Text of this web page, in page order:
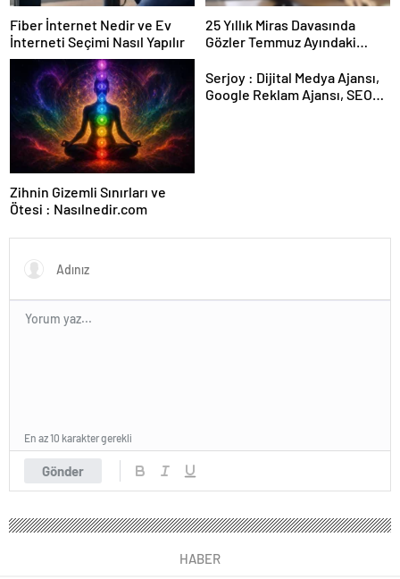
Fiber İnternet Nedir ve Ev
İnterneti Seçimi Nasıl Yapılır
25 Yıllık Miras Davasında
Gözler Temmuz Ayındaki
Zihnin Gizemli Sınırları ve
Ötesi : Nasılnedir.com
Serjoy : Dijital Medya Ajansı,
Google Reklam Ajansı, SEO
Gönder
En az 10 karakter gerekli
HABER